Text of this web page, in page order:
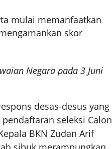
mulai memanfaatkan
skor
Negara pada 3 Juni
desas-desus yang
seleksi Calon
BKN Zudan Arif